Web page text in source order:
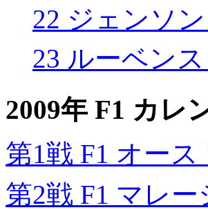
22 ジェンソ
23 ルーベン
2009年 F1 カレ
第1戦 F1 オース
第2戦 F1 マレー